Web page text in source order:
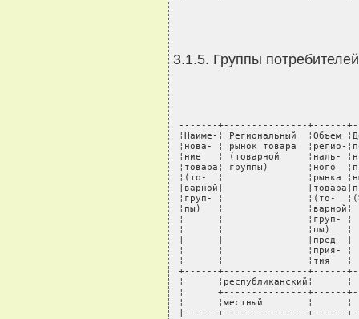
3.1.5. Группы
-------+---------------+------
¦Наиме-¦ Региональный
¦нова- ¦ рынок товара  ¦регио-
¦ние   ¦ (товарной     ¦наль-
¦товара¦ группы)       ¦ного
¦(то-  ¦               ¦рынка
¦варной¦
¦груп- ¦               ¦(то-
¦пы)   ¦
¦      ¦               ¦груп-
¦      ¦               ¦пы)
¦      ¦               ¦пред-
¦      ¦               ¦прия-
¦      ¦               ¦тия
+------+---------------+------
¦
¦      +---------------+------
¦      ¦местный        ¦
¦------+---------------+------